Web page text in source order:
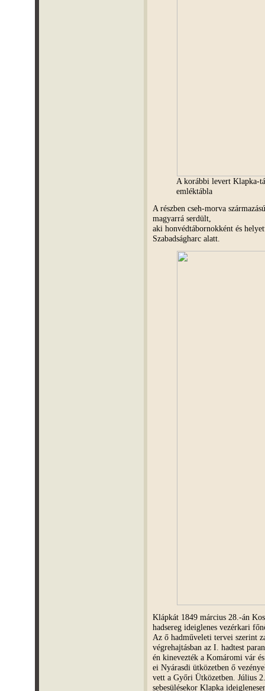
A korábbi levert Klapka-
emléktábla
A részben cseh-morva
magyarrá serdült,
aki honvédtábornokként és
Szabadságharc alatt.
Klápkát 1849 március 28.-án
hadsereg ideiglenes vezérkari
Az ő hadműveleti tervei szerint
végrehajtásban az I. hadtest
én kinevezték a Komáromi vár
ei Nyárasdi ütközetben ő
vett a Győri Ütközetben. Július
sebesülésekor Klapka